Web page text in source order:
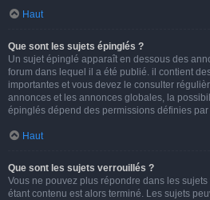
Haut
Que sont les sujets épinglés ?
Un sujet épinglé apparaît en dessous des
forum dans lequel il a été publié. il contient
importantes et vous devez le consulter
annonces et les annonces globales, la
épinglés dépend des permissions définies par
Haut
Que sont les sujets verrouillés ?
Vous ne pouvez plus répondre dans les
étant contenu est alors terminé. Les sujets